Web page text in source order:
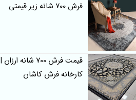
فرش 700 شانه زیر قیمتی
قیمت فرش 700 شانه ارزان |
کارخانه فرش کاشان